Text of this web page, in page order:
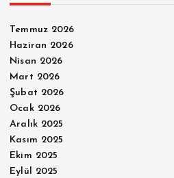
Temmuz 2026
Haziran 2026
Nisan 2026
Mart 2026
Şubat 2026
Ocak 2026
Aralık 2025
Kasım 2025
Ekim 2025
Eylül 2025